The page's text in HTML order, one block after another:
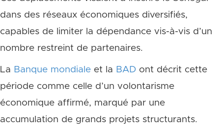
dans des réseaux économiques diversifiés,
capables de limiter la dépendance vis-à-vis d’un
nombre restreint de partenaires.
La Banque mondiale et la BAD ont décrit cette
période comme celle d’un volontarisme
économique affirmé, marqué par une
accumulation de grands projets structurants.